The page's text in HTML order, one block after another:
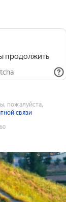
продолжить
пожалуйста,
связи